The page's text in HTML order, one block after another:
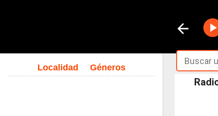
Localidad Géneros